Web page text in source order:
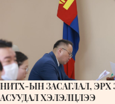
НИТХ-ЫН ЗАСАГЛАЛ,
АСУУДАЛ ХЭЛЭЛЦЛЭЭ